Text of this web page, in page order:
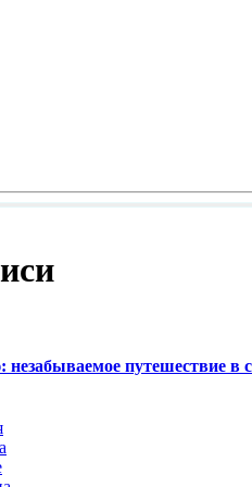
путешествие в